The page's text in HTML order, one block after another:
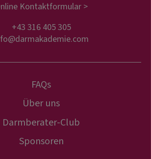
Kontaktformular >
+43 316 405 305
FAQs
Über uns
Darmberater-Club
Sponsoren